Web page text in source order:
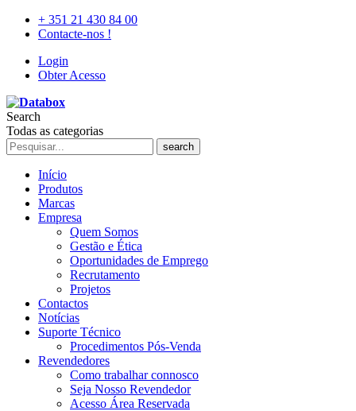
+ 351 21 430 84 00
Contacte-nos !
Login
Obter Acesso
Search
Todas as categorias
search
Início
Produtos
Marcas
Empresa
Quem Somos
Gestão e Ética
Oportunidades de Emprego
Recrutamento
Projetos
Contactos
Notícias
Suporte Técnico
Procedimentos Pós-Venda
Revendedores
Como trabalhar connosco
Seja Nosso Revendedor
Acesso Área Reservada